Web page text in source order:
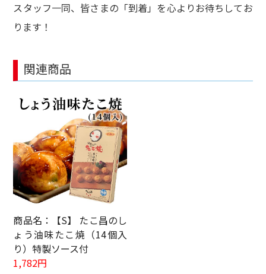
スタッフ一同、皆さまの「到着」を心よりお待ちしてお
ります！
関連商品
商品名：【S】 たこ昌のし
ょう油味たこ焼（14個入
り）特製ソース付
1,782円